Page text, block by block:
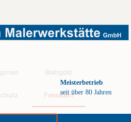
Meisterbetrieb
seit über 80 Jahren
Malermeister aus Bonn
Blattgold
Fassaden
Stuckarbeiten